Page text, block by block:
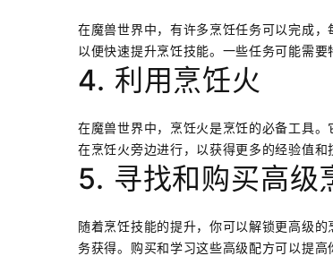
在魔兽世界中，有许多烹饪任务可以完成
以便快速提升烹饪技能。一些任务可能需
4. 利用烹饪火
在魔兽世界中，烹饪火是烹饪的必备工具
在烹饪火旁边进行，以获得更多的经验值和
5. 寻找和购买高级
随着烹饪技能的提升，你可以解锁更高级
务获得。购买和学习这些高级配方可以提高